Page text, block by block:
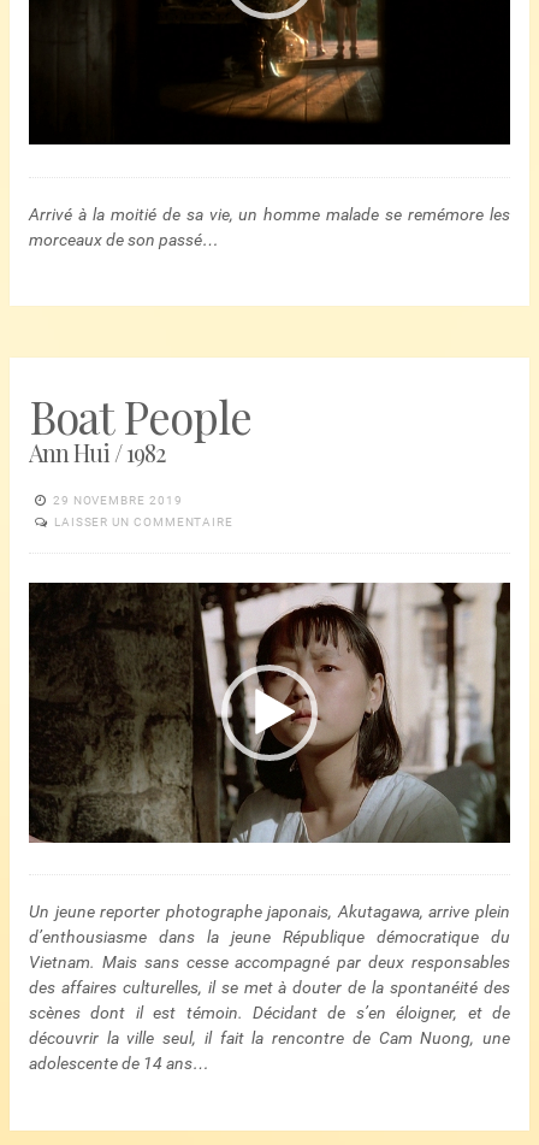
Arrivé à la moitié de sa vie, un homme malade se remémore les
morceaux de son passé…
Boat People
Ann Hui / 1982
29 NOVEMBRE 2019
LAISSER UN COMMENTAIRE
Lecteur
Un jeune reporter photographe japonais, Akutagawa, arrive plein
d’enthousiasme dans la jeune République démocratique du
Vietnam. Mais sans cesse accompagné par deux responsables
des affaires culturelles, il se met à douter de la spontanéité des
scènes dont il est témoin. Décidant de s’en éloigner, et de
découvrir la ville seul, il fait la rencontre de Cam Nuong, une
adolescente de 14 ans…